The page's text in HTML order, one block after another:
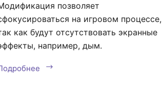
позволяет
на игровом процессе,
как будут отсутствовать экранные
например, дым.